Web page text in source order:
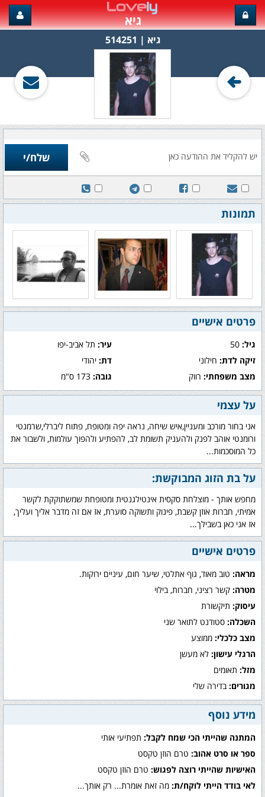
גיא
גיא‏ | 514251
תמונות
פרטים אישיים
גיל: עיר:תל אביב-יפו
זיקה לדת: חילוני דת:יהודי
מצב משפחתי: רווק גובה:173 ס"מ
על עצמי
אני בחור מורכב ומעניין,איש שיחה, נראה יפה ומטופח, פתוח ליברלי,שרמנטי
ורומנטי אוהב לפנק ולהעניק תשומת לב, להפתיע ולהפוך עולמות, ולשבור את
כל המוסכמות...
על בת הזוג המבוקשת:
מחפש אותך - מוצלחת סקסית אינטילגנטית ומטופחת שמשתוקקת לקשר
אמיתי, חברות אוזן קשבת, פינוק ותשוקה סוערת, אז אם זה מדבר אליך ועליך,
אז אני כאן בשבילך...
פרטים אישיים
מראה: טוב מאוד, גוף אתלטי, שיער חום, עיניים ירוקות.
מטרה: קשר רציני, חברות, בילוי
עיסוק: תיקשורת
השכלה: סטודנט לתואר שני
מצב כלכלי: ממוצע
הרגלי עישון: לא מעשן
מזל: תאומים
מגורים: בדירה שלי
מידע נוסף
המתנה שהייתי הכי שמח לקבל: תפתיעי אותי
ספר או סרט אהוב: טרם הוזן טקסט
האישיות שהייתי רוצה לפגוש: טרם הוזן טקסט
לאי בודד הייתי לוקח/ת: מה זאת אומרת... רק אותך...